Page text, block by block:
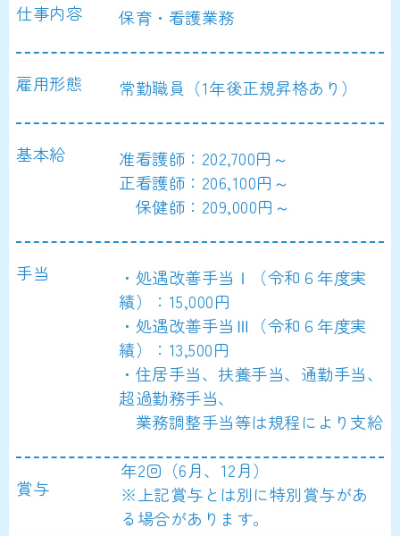
仕事内容 保育・看護業務
雇用形態 常勤職員（1年後正規昇格あり）
基本給
准看護師：202,700円～
正看護師：206,100円～
保健師：209,000円～
手当
・処遇改善手当Ⅰ（令和６年度実
績）：15,000円
・処遇改善手当Ⅲ（令和６年度実
績）：13,500円
・住居手当、扶養手当、通勤手当、
超過勤務手当、
業務調整手当等は規程により支給
賞与
年2回（6月、12月）
※上記賞与とは別に特別賞与があ
る場合があります。